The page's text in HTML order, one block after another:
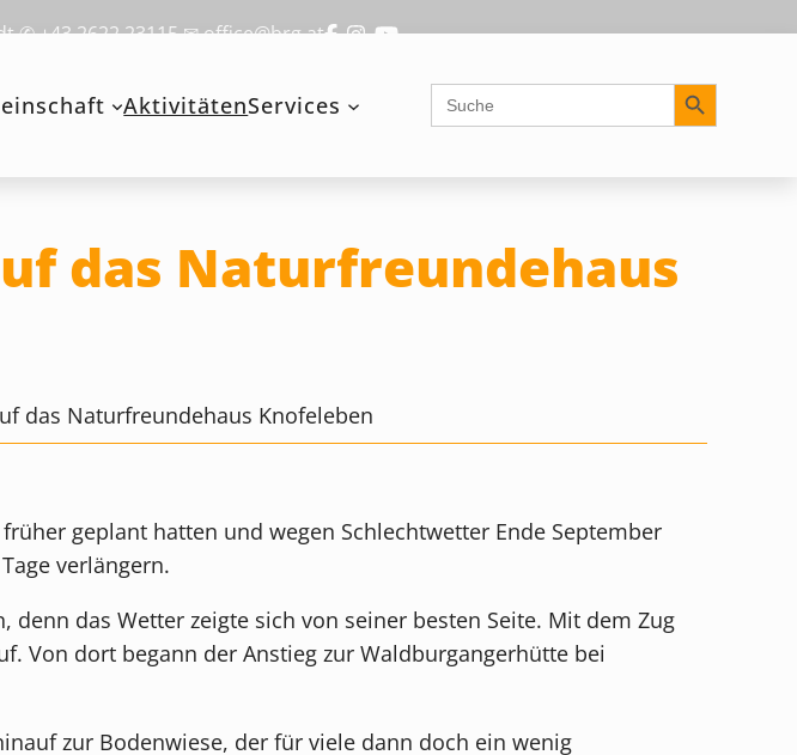
✆ +43 2622 23115 ✉ office@brg.at
AktivitätenServices Search
for:
Search Button
das Naturfreundehaus
das Naturfreundehaus Knofeleben
geplant hatten und wegen Schlechtwetter Ende September
verlängern.
das Wetter zeigte sich von seiner besten Seite. Mit dem Zug
Von dort begann der Anstieg zur Waldburgangerhütte bei
zur Bodenwiese, der für viele dann doch ein wenig